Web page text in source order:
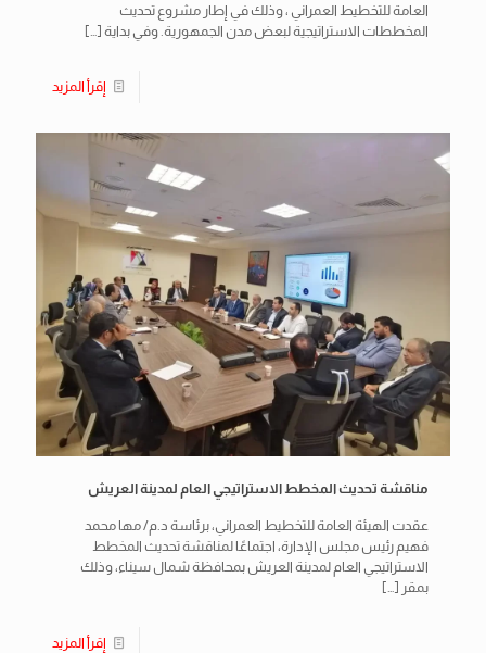
العامة للتخطيط العمراني ، وذلك في إطار مشروع تحديث
المخططات الاستراتيجية لبعض مدن الجمهورية. وفي بداية […]
إقرأ المزيد
مناقشة تحديث المخطط الاستراتيجي العام لمدينة العريش
عقدت الهيئة العامة للتخطيط العمراني، برئاسة د.م/ مها محمد
فهيم رئيس مجلس الإدارة، اجتماعًا لمناقشة تحديث المخطط
الاستراتيجي العام لمدينة العريش بمحافظة شمال سيناء، وذلك
بمقر […]
إقرأ المزيد